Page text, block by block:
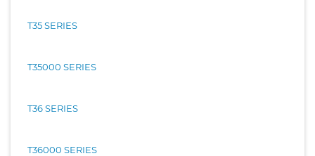
T35 SERIES
T35000 SERIES
T36 SERIES
T36000 SERIES